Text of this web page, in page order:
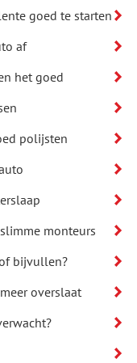
goed te starten
af
het goed
polijsten
monteurs
bijvullen?
overslaat